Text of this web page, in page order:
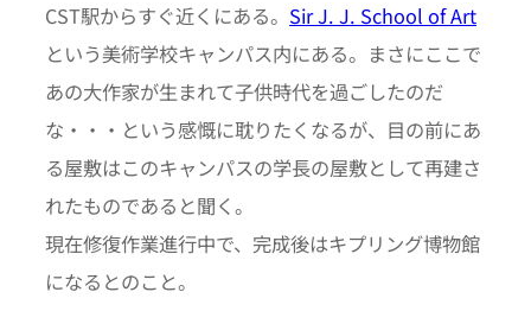
CST駅からすぐ近くにある。 Sir J. J. School of Art
という美術学校キャンパス内にある。まさにここで
あの大作家が生まれて子供時代を過ごしたのだ
な・・・という感慨に耽りたくなるが、目の前にあ
る屋敷はこのキャンパスの学長の屋敷として再建さ
れたものであると聞く。
現在修復作業進行中で、完成後はキプリング博物館
になるとのこと。